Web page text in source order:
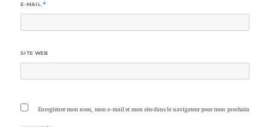
E-MAIL *
SITE WEB
Enregistrer mon nom, mon e-mail et mon site dans le navigateur pour mon prochain